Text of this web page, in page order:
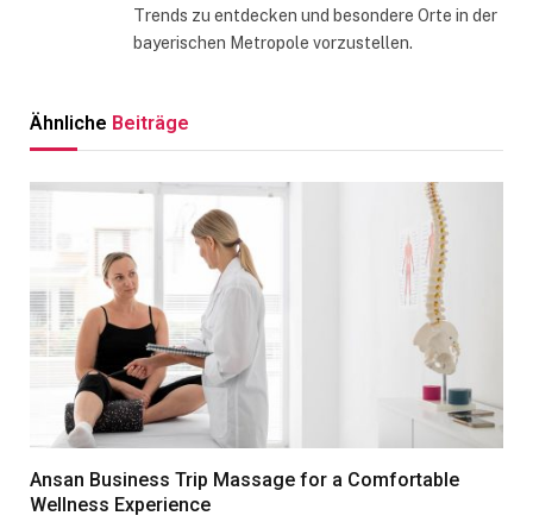
Trends zu entdecken und besondere Orte in der
bayerischen Metropole vorzustellen.
Ähnliche Beiträge
Ansan Business Trip Massage for a Comfortable
Wellness Experience